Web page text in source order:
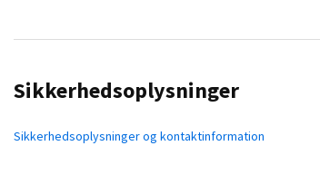
Sikkerhedsoplysninger
Sikkerhedsoplysninger og kontaktinformation